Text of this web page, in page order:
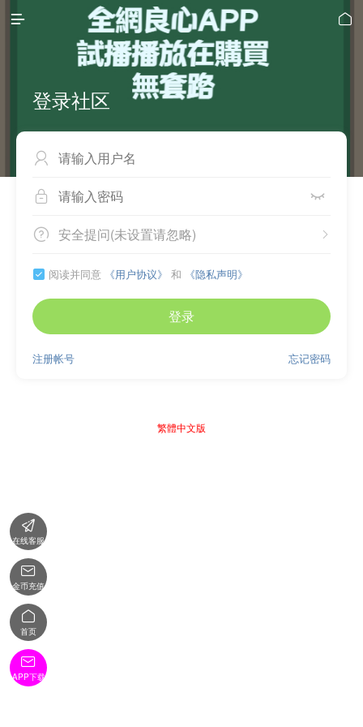
 
登录社区

 
 
安全提问(未设置请忽略)
 阅读并同意 《用户协议》 和 《隐私声明》
登录
忘记密码
注册帐号
繁體中文版

在线客服

金币充值

首页

APP下载